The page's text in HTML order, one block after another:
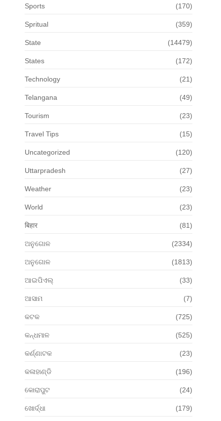
Sports (170)
Spritual (359)
State (14479)
States (172)
Technology (21)
Telangana (49)
Tourism (23)
Travel Tips (15)
Uncategorized (120)
Uttarpradesh (27)
Weather (23)
World (23)
बिहार (81)
ଅନୁଗୋଳ (2334)
ଅନୁଗୋଳ (1813)
ଆଇପିଏଲ୍ (33)
ଆସାମ (7)
କଟକ (725)
କନ୍ଧମାଳ (525)
କର୍ଣ୍ଣାଟକ (23)
କଳାହାଣ୍ଡି (196)
କୋରାପୁଟ (24)
ଖୋର୍ଦ୍ଧା (179)